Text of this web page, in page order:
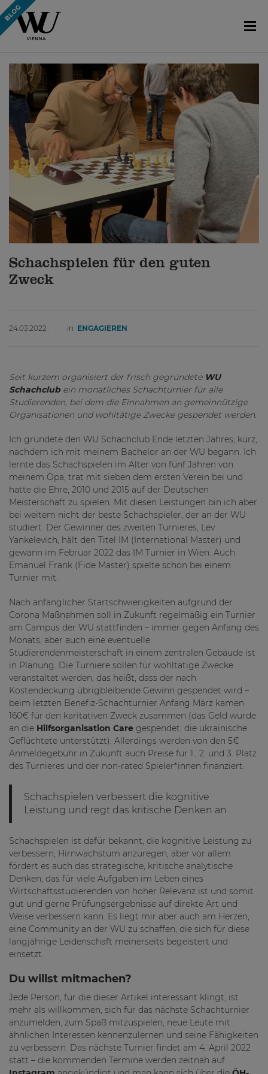
Schachspielen für den guten
Zweck
24.03.2022 in ENGAGIEREN
Seit kurzem organisiert der frisch gegründete WU
Schachclubein monatliches Schachturnier für alle
Studierenden, bei dem die Einnahmen an gemeinnützige
Organisationen und wohltätige Zwecke gespendet werden.
Ich gründete den WU Schachclub Ende letzten Jahres, kurz,
nachdem ich mit meinem Bachelor an der WU begann. Ich
lernte das Schachspielen im Alter von fünf Jahren von
meinem Opa, trat mit sieben dem ersten Verein bei und
hatte die Ehre, 2010 und 2015 auf der Deutschen
Meisterschaft zu spielen. Mit diesen Leistungen bin ich aber
bei weitem nicht der beste Schachspieler, der an der WU
studiert. Der Gewinner des zweiten Turnieres, Lev
Yankelevich, hält den Titel IM (International Master) und
gewann im Februar 2022 das IM Turnier in Wien. Auch
Emanuel Frank (Fide Master) spielte schon bei einem
Turnier mit.
Nach anfänglicher Startschwierigkeiten aufgrund der
Corona Maßnahmen soll in Zukunft regelmäßig ein Turnier
am Campus der WU stattfinden – immer gegen Anfang des
Monats, aber auch eine eventuelle
Studierendenmeisterschaft in einem zentralen Gebäude ist
in Planung. Die Turniere sollen für wohltätige Zwecke
veranstaltet werden, das heißt, dass der nach
Kostendeckung übrigbleibende Gewinn gespendet wird –
beim letzten Benefiz-Schachturnier Anfang März kamen
160€ für den karitativen Zweck zusammen (das Geld wurde
an die Hilfsorganisation Care gespendet, die ukrainische
Geflüchtete unterstützt). Allerdings werden von den 5€
Anmeldegebühr in Zukunft auch Preise für 1., 2. und 3. Platz
des Turnieres und der non-rated Spieler*innen finanziert.
Schachspielen verbessert die kognitive
Leistung und regt das kritische Denken an
Schachspielen ist dafür bekannt, die kognitive Leistung zu
verbessern, Hirnwachstum anzuregen, aber vor allem
fördert es auch das strategische, kritische analytische
Denken, das für viele Aufgaben im Leben eines
Wirtschaftsstudierenden von hoher Relevanz ist und somit
gut und gerne Prüfungsergebnisse auf direkte Art und
Weise verbessern kann. Es liegt mir aber auch am Herzen,
eine Community an der WU zu schaffen, die sich für diese
langjährige Leidenschaft meinerseits begeistert und
einsetzt.
Du willst mitmachen?
Jede Person, für die dieser Artikel interessant klingt, ist
mehr als willkommen, sich für das nächste Schachturnier
anzumelden, zum Spaß mitzuspielen, neue Leute mit
ähnlichen Interessen kennenzulernen und seine Fähigkeiten
zu verbessern. Das nächste Turnier findet am 4. April 2022
statt – die kommenden Termine werden zeitnah auf